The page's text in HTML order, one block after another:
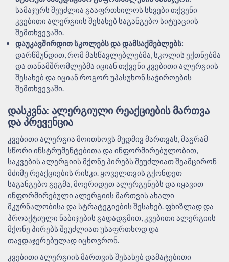
სამაჯურს შეუძლია გააფრთხილოს სხვები თქვენი
კვებითი ალერგიის შესახებ საგანგებო სიტუაციის
შემთხვევაში.
დაუკავშირდით სკოლებს და დამსაქმებლებს:
დარწმუნდით, რომ მასწავლებლებმა, სკოლის ექთნებმა
და თანამშრომლებმა იციან თქვენი კვებითი ალერგიის
შესახებ და იციან როგორ უპასუხონ საჭიროების
შემთხვევაში.
ᲓᲐᲡᲙᲕᲜᲐ: ᲐᲚᲔᲠᲒᲘᲣᲚᲘ ᲠᲔᲐᲥᲪᲘᲔᲑᲘᲡ ᲛᲐᲠᲗᲕᲐ
ᲓᲐ ᲞᲠᲔᲕᲔᲜᲪᲘᲐ
კვებითი ალერგია მოითხოვს მუდმივ მართვას, მაგრამ
სწორი ინსტრუმენტებითა და ინფორმირებულობით,
საკვების ალერგიის მქონე პირებს შეუძლიათ შეამცირონ
მძიმე რეაქციების რისკი. ყოველთვის გქონდეთ
საგანგებო გეგმა, მოერიდეთ ალერგენებს და იყავით
ინფორმირებული ალერგიის მართვის ახალი
მკურნალობისა და სტრატეგიების შესახებ. ფხიზლად და
პროაქტიული ნაბიჯების გადადგმით, კვებითი ალერგიის
მქონე პირებს შეუძლიათ უსაფრთხოდ და
თავდაჯერებულად იცხოვრონ.
კვებითი ალერგიის მართვის შესახებ დამატებითი